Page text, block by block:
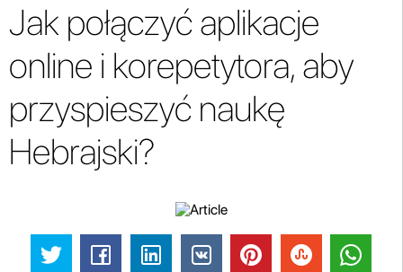
Jak połączyć aplikacje
online i korepetytora, aby
przyspieszyć naukę
Hebrajski?